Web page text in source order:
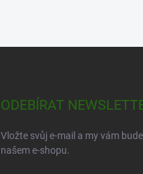
ODEBÍRAT
Vložte svůj e-mail a my vám
našem e-shopu.